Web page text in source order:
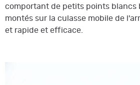
comportant de petits points blancs
montés sur la culasse mobile de
et rapide et efficace.